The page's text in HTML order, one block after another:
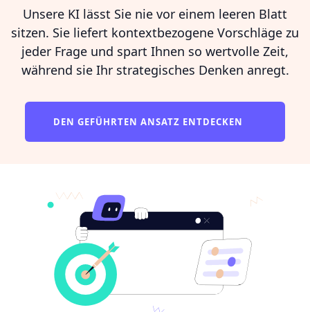
Unsere KI lässt Sie nie vor einem leeren Blatt
sitzen. Sie liefert kontextbezogene Vorschläge zu
jeder Frage und spart Ihnen so wertvolle Zeit,
während sie Ihr strategisches Denken anregt.
DEN GEFÜHRTEN ANSATZ ENTDECKEN